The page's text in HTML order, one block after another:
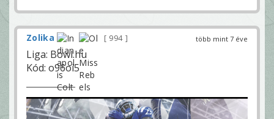
több mint 7 éve
Zolika 994
Liga: Bowl.hu
Kód: o96oi5